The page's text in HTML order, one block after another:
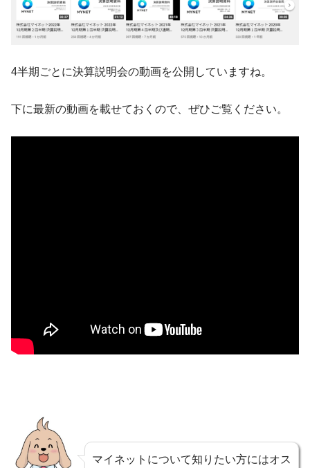
4半期ごとに決算説明会の動画を公開していますね。
下に最新の動画を載せておくので、ぜひご覧ください。
マイネットについて知りたい方にはオス